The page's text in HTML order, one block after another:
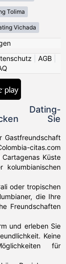
Tolima
Vichada
AGB
Dating-
Sie
Gastfreundschaft
citas.com
Küste
oder tropischen
die Ihre
Freundschaften
und erleben Sie
Keine
für